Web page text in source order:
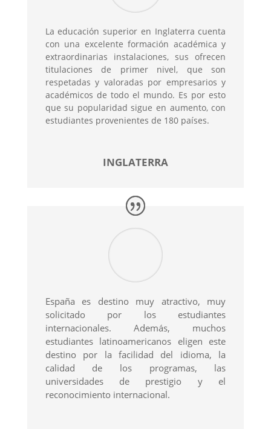
La educación superior en Inglaterra cuenta
con una excelente formación académica y
extraordinarias instalaciones, sus ofrecen
titulaciones de primer nivel, que son
respetadas y valoradas por empresarios y
académicos de todo el mundo. Es por esto
que su popularidad sigue en aumento, con
estudiantes provenientes de 180 países.
INGLATERRA
España es destino muy atractivo, muy
solicitado por los estudiantes
internacionales. Además, muchos
estudiantes latinoamericanos eligen este
destino por la facilidad del idioma, la
calidad de los programas, las
universidades de prestigio y el
reconocimiento internacional.